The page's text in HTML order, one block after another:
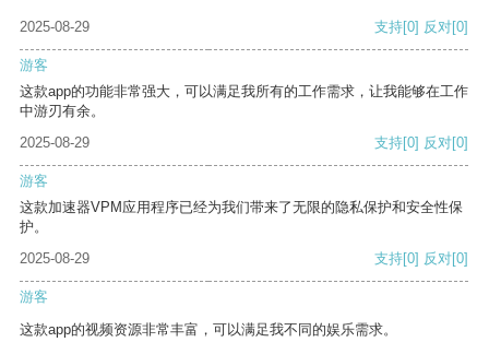
2025-08-29 支持[0] 反对[0]
游客
这款app的功能非常强大，可以满足我所有的工作需求，让我能够在工作
中游刃有余。
2025-08-29
支持[0] 反对[0]
游客
这款加速器VPM应用程序已经为我们带来了无限的隐私保护和安全性保
护。
2025-08-29
支持[0] 反对[0]
游客
这款app的视频资源非常丰富，可以满足我不同的娱乐需求。